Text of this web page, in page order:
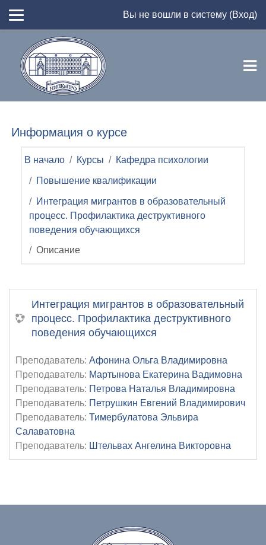
Вы не вошли в систему (Вход)
Информация о курсе
В начало Курсы Кафедра психологии
Повышение квалификации
Интеграция мигрантов в образовательный
процесс. Профилактика деструктивного
поведения обучающихся
Описание
Интеграция мигрантов в образовательный
процесс. Профилактика деструктивного
поведения обучающихся
Преподаватель: Афонина Ольга Владимировна
Преподаватель: Мартынова Екатерина Вадимовна
Преподаватель: Петрова Наталья Владимировна
Преподаватель: Петрушкин Евгений Владимирович
Преподаватель: Тимербулатова Эльвира
Салаватовна
Преподаватель: Штельвах Ангелина Викторовна